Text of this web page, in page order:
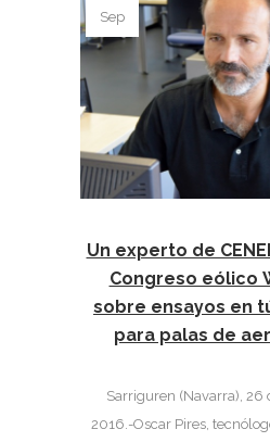
Sep
Un experto de
Congreso eólico
sobre ensayos en
para palas de
Sarriguren (Navarra), 26
2016.-Oscar Pires,